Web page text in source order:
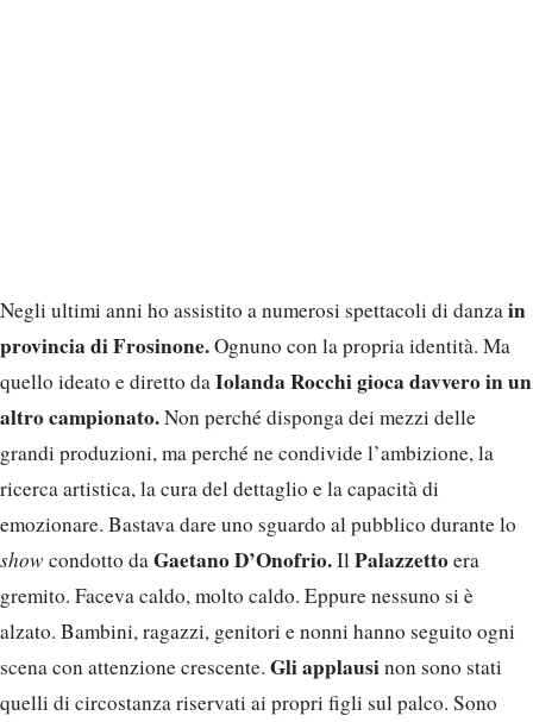
Negli ultimi anni ho assistito a numerosi spettacoli di danzain
provincia di Frosinone.Ognuno con la propria identità. Ma
quello ideato e diretto daIolanda Rocchi gioca davvero in un
altro campionato.Non perché disponga dei mezzi delle
grandi produzioni, ma perché ne condivide l’ambizione, la
ricerca artistica, la cura del dettaglio e la capacità di
emozionare. Bastava dare uno sguardo al pubblico durante lo
show condotto daGaetano D’Onofrio.IlPalazzettoera
gremito. Faceva caldo, molto caldo. Eppure nessuno si è
alzato. Bambini, ragazzi, genitori e nonni hanno seguito ogni
scena con attenzione crescente. Gli applausinon sono stati
quelli di circostanza riservati ai propri figli sul palco. Sono